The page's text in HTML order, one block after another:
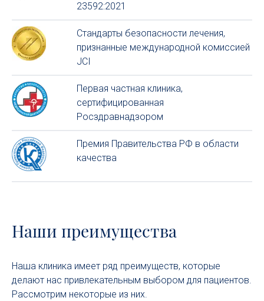
23592:2021
Стандарты безопасности лечения,
признанные международной комиссией
JCI
Первая частная клиника,
сертифицированная
Росздравнадзором
Премия Правительства РФ в области
качества
Наши преимущества
Наша клиника имеет ряд преимуществ, которые
делают нас привлекательным выбором для пациентов.
Рассмотрим некоторые из них.